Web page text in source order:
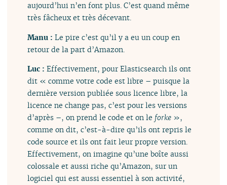
aujourd’hui n’en font plus. C’est quand même
très fâcheux et très décevant.
Manu :Le pire c’est qu’il y a eu un coup en
retour de la part d’Amazon.
Luc :Effectivement, pour Elasticsearch ils ont
dit « comme votre code est libre – puisque la
dernière version publiée sous licence libre, la
licence ne change pas, c’est pour les versions
d’après –, on prend le code et on le forke »,
comme on dit, c’est-à-dire qu’ils ont repris le
code source et ils ont fait leur propre version.
Effectivement, on imagine qu’une boîte aussi
colossale et aussi riche qu’Amazon, sur un
logiciel qui est aussi essentiel à son activité,